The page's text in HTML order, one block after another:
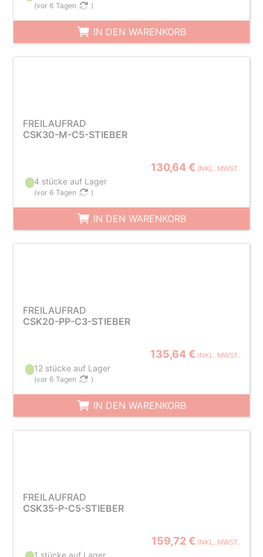
(vor 6 Tagen )
IN DEN WARENKORB
FREILAUFRAD
CSK30-M-C5-STIEBER
130,64 € INKL. MWST.
4 stücke auf Lager
(vor 6 Tagen )
IN DEN WARENKORB
FREILAUFRAD
CSK20-PP-C3-STIEBER
135,64 € INKL. MWST.
12 stücke auf Lager
(vor 6 Tagen )
IN DEN WARENKORB
FREILAUFRAD
CSK35-P-C5-STIEBER
159,72 € INKL. MWST.
1 stücke auf Lager